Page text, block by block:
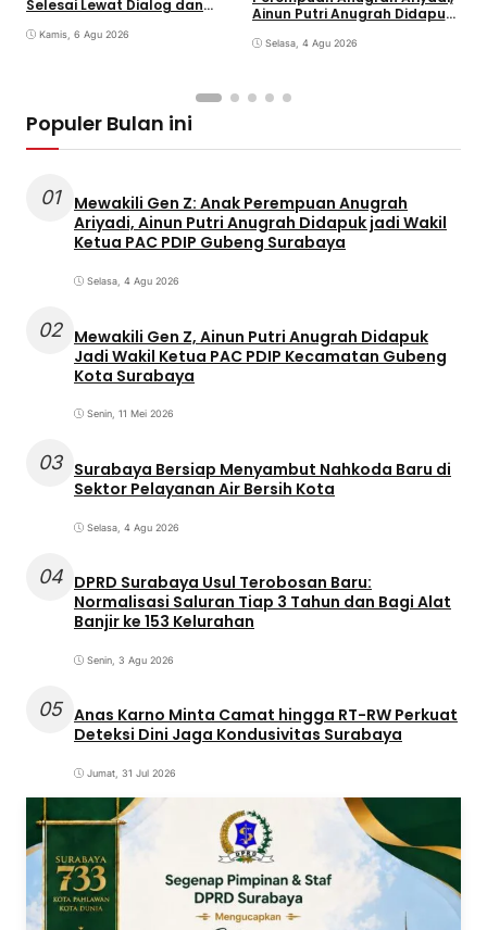
Selesai Lewat Dialog dan
Kamis, 6 Agu 2026
Ainun Putri Anugrah Didapuk
Gubeng Surabaya
Selasa, 4 Agu 2026
Populer Bulan ini
01
Mewakili Gen Z: Anak Perempuan Anugrah
Ariyadi, Ainun Putri Anugrah Didapuk jadi Wakil
Ketua PAC PDIP Gubeng Surabaya
Selasa, 4 Agu 2026
02 Mewakili Gen Z, Ainun Putri Anugrah Didapuk
Jadi Wakil Ketua PAC PDIP Kecamatan Gubeng
Kota Surabaya
Senin, 11 Mei 2026
03 Surabaya Bersiap Menyambut Nahkoda Baru di
Sektor Pelayanan Air Bersih Kota
Selasa, 4 Agu 2026
04 DPRD Surabaya Usul Terobosan Baru:
Normalisasi Saluran Tiap 3 Tahun dan Bagi Alat
Banjir ke 153 Kelurahan
Senin, 3 Agu 2026
05 Anas Karno Minta Camat hingga RT-RW Perkuat
Deteksi Dini Jaga Kondusivitas Surabaya
Jumat, 31 Jul 2026